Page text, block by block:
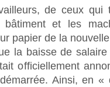
de ceux qui
et les
papier de la
la baisse de
officiellement
démarrée. Ainsi, en